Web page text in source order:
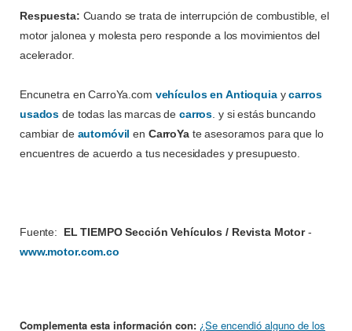
Respuesta: Cuando se trata de interrupción de combustible, el
motor jalonea y molesta pero responde a los movimientos del
acelerador.
Encunetra en CarroYa.com vehículos en Antioquiaycarros
usados de todas las marcas decarros . y si estás buncando
cambiar de automóvil en CarroYate asesoramos para que lo
encuentres de acuerdo a tus necesidades y presupuesto.
Fuente: EL TIEMPO Sección Vehículos / Revista Motor-
www.motor.com.co
Complementa esta información con: ¿Se encendió alguno de los